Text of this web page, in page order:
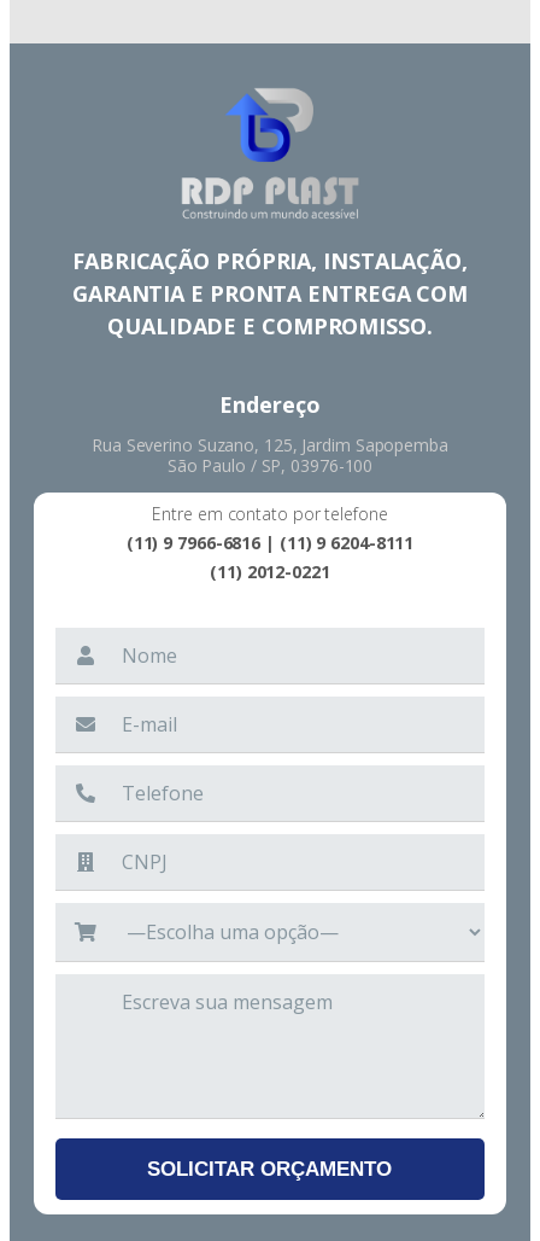
FABRICAÇÃO PRÓPRIA, INSTALAÇÃO,
GARANTIA E PRONTA ENTREGA COM
QUALIDADE E COMPROMISSO.
Endereço
Rua Severino Suzano, 125, Jardim Sapopemba
São Paulo / SP, 03976-100
Entre em contato por telefone
(11) 9 7966-6816 | (11) 9 6204-8111
(11) 2012-0221